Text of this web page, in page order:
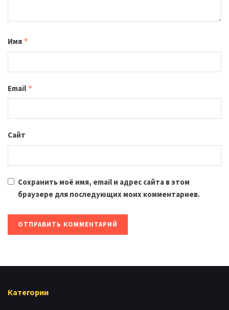
Имя *
Email *
Сайт
Сохранить моё имя, email и адрес сайта в этом
браузере для последующих моих комментариев.
Категории